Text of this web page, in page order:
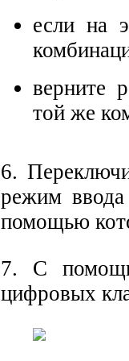
если на
верните
той же
6.
режим ввода
помощью
7. С
цифровых